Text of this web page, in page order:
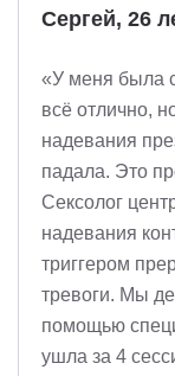
Сергей, 26
«У меня была
всё отлично,
надевания
падала. Это
Сексолог
надевания
триггером
тревоги. Мы
помощью
ушла за 4